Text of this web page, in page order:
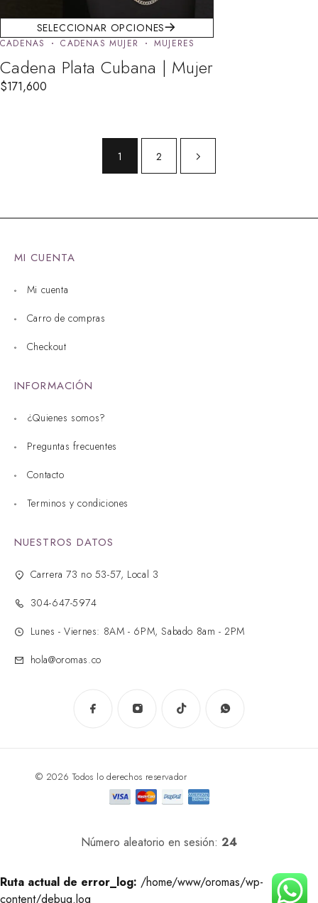
SELECCIONAR OPCIONES
CADENAS CADENAS MUJER MUJERES
Cadena Plata Cubana | Mujer
$171,600
1 2
MI CUENTA
Mi cuenta
Carro de compras
Checkout
INFORMACIÓN
¿Quienes somos?
Preguntas frecuentes
Contacto
Terminos y condiciones
NUESTROS DATOS
Carrera 73 no 53-57, Local 3
304-647-5974
Lunes - Viernes: 8AM - 6PM, Sabado 8am - 2PM
hola@oromas.co
© 2026 Todos lo derechos reservador
Número aleatorio en sesión: 24
Ruta actual de error_log: /home/www/oromas/wp-
content/debug.log